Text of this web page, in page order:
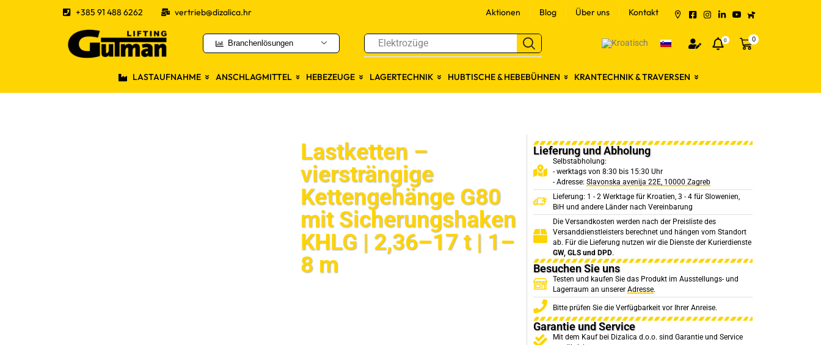
+385 91 488 6262 vertrieb@dizalica.hr Aktionen Blog Über uns Kontakt
Branchenlösungen Elektrozüge 0 0
LASTAUFNAHME ANSCHLAGMITTEL HEBEZEUGE LAGERTECHNIK HUBTISCHE & HEBEBÜHNEN KRANTECHNIK & TRAVERSEN
Lastketten –
viersträngige
Kettengehänge G80
mit Sicherungshaken
KHLG | 2,36–17 t | 1–
8 m
Lieferung und Abholung
Selbstabholung:
- werktags von 8:30 bis 15:30 Uhr
- Adresse: Slavonska avenija 22E, 10000 Zagreb
Lieferung: 1 - 2 Werktage für Kroatien, 3 - 4 für Slowenien,
BiH und andere Länder nach Vereinbarung
Die Versandkosten werden nach der Preisliste des
Versanddienstleisters berechnet und hängen vom Standort
ab. Für die Lieferung nutzen wir die Dienste der Kurierdienste
GW, GLS und DPD.
Besuchen Sie uns
Testen und kaufen Sie das Produkt im Ausstellungs- und
Lagerraum an unserer Adresse.
Bitte prüfen Sie die Verfügbarkeit vor Ihrer Anreise.
Garantie und Service
Mit dem Kauf bei Dizalica d.o.o. sind Garantie und Service